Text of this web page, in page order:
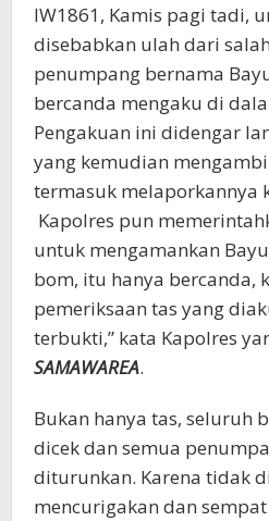
IW1861, Kamis pagi tadi,
disebabkan ulah dari
penumpang bernama
bercanda mengaku di
Pengakuan ini didengar
yang kemudian
termasuk melaporkannya
Kapolres pun
untuk mengamankan
bom, itu hanya bercanda,
pemeriksaan tas yang
terbukti,” kata Kapolres
SAMAWAREA.
Bukan hanya tas, seluruh
dicek dan semua
diturunkan. Karena tidak
mencurigakan dan